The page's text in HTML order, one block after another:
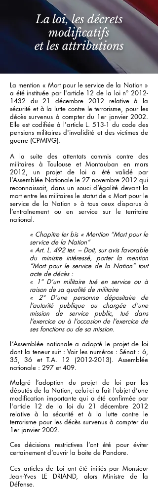
La loi, les décrets
modificatifs
et les attributions
La mention « Mort pour le service de la Nation »
a été instituée par l'article 12 de la loi n° 2012-
1432 du 21 décembre 2012 relative à la
sécurité et à la lutte contre le terrorisme, pour les
décès survenus à compter du 1er janvier 2002.
Elle est codifiée à l'article L. 513-1 du code des
pensions militaires d'invalidité et des victimes de
guerre (CPMIVG).
A la suite des attentats commis contre des
militaires à Toulouse et Montauban en mars
2012, un projet de loi a été validé par
l’Assemblée Nationale le 27 novembre 2012 qui
reconnaissait, dans un souci d’égalité devant la
mort entre les militaires le statut de « Mort pour le
service de la Nation » à tous ceux disparus à
l’entraînement ou en service sur le territoire
national.
« Chapitre Ier bis « Mention “Mort pour le
service de la Nation”
« Art. L. 492 ter. – Doit, sur avis favorable
du ministre intéressé, porter la mention
“Mort pour le service de la Nation” tout
acte de décès :
« 1° D’un militaire tué en service ou à
raison de sa qualité de militaire
« 2° D’une personne dépositaire de
l’autorité publique ou chargée d’une
mission de service public, tué dans
l’exercice ou à l’occasion de l’exercice de
ses fonctions ou de sa mission.
L’Assemblée nationale a adopté le projet de loi
dont la teneur suit : Voir les numéros : Sénat : 6,
35, 36 et T.A. 12 (2012-2013). Assemblée
nationale : 297 et 409.
Malgré l’adoption du projet de loi par les
députés de la Nation, celui-ci a fait l’objet d’une
modification importante qui a été confirmée par
l'article 12 de la loi du 21 décembre 2012
relative à la sécurité et à la lutte contre le
terrorisme pour les décès survenus à compter du
1er janvier 2002.
Ces décisions restrictives l’ont été pour éviter
certainement d’ouvrir la boite de Pandore.
Ces articles de Loi ont été initiés par Monsieur
Jean-Yves LE DRIAND, alors Ministre de la
Défense.